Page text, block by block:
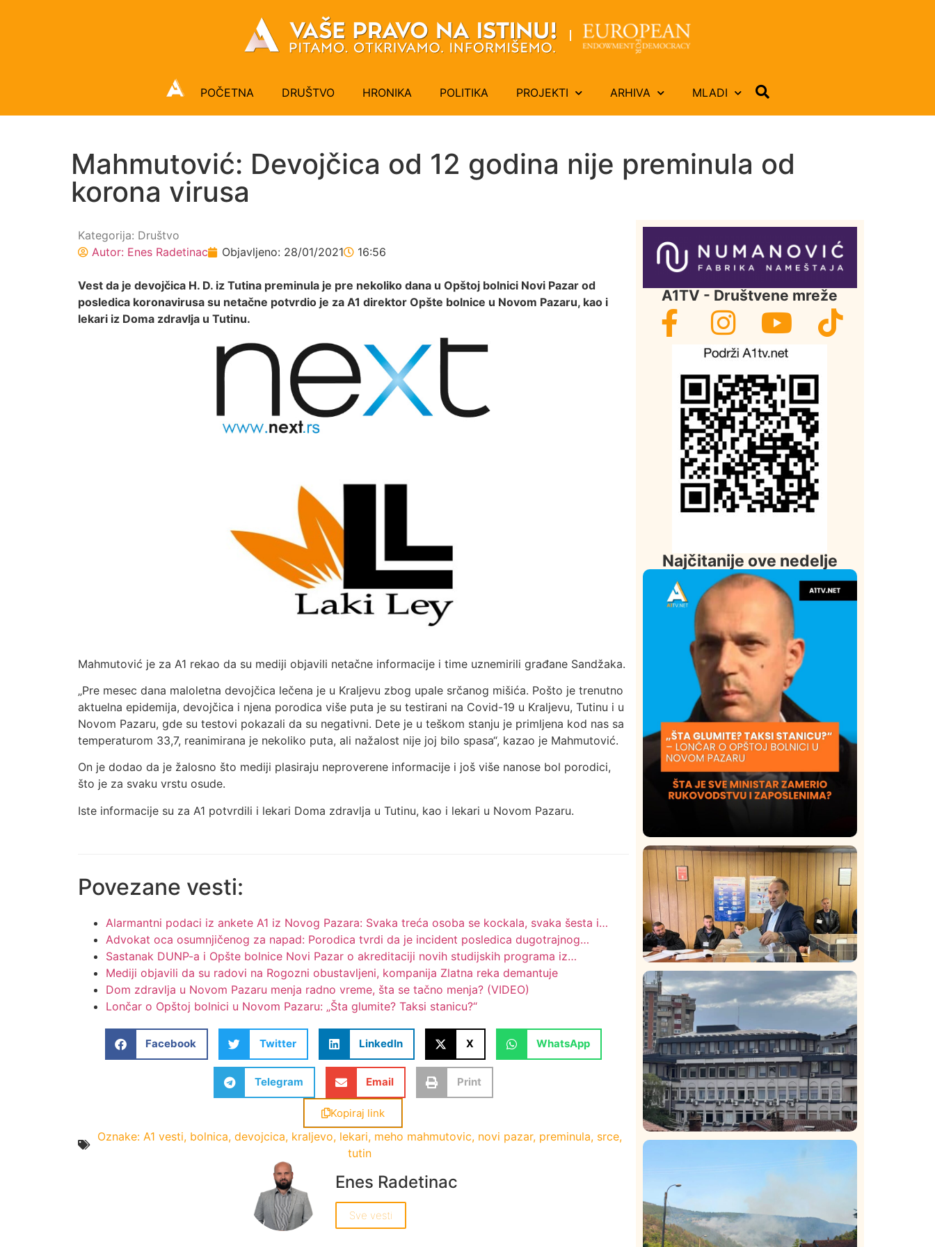
POČETNA DRUŠTVO HRONIKA POLITIKA PROJEKTI ARHIVA MLADI
Mahmutović: Devojčica od 12 godina nije preminula od
korona virusa
Kategorija: Društvo
Autor: Enes Radetinac Objavljeno: 28/01/2021 16:56
Vest da je devojčica H. D. iz Tutina preminula je pre nekoliko dana u Opštoj bolnici Novi Pazar od
posledica koronavirusa su netačne potvrdio je za A1 direktor Opšte bolnice u Novom Pazaru, kao i
lekari iz Doma zdravlja u Tutinu.
Mahmutović je za A1 rekao da su mediji objavili netačne informacije i time uznemirili građane Sandžaka.
„Pre mesec dana maloletna devojčica lečena je u Kraljevu zbog upale srčanog mišića. Pošto je trenutno
aktuelna epidemija, devojčica i njena porodica više puta je su testirani na Covid-19 u Kraljevu, Tutinu i u
Novom Pazaru, gde su testovi pokazali da su negativni. Dete je u teškom stanju je primljena kod nas sa
temperaturom 33,7, reanimirana je nekoliko puta, ali nažalost nije joj bilo spasa“, kazao je Mahmutović.
On je dodao da je žalosno što mediji plasiraju neproverene informacije i još više nanose bol porodici,
što je za svaku vrstu osude.
Iste informacije su za A1 potvrdili i lekari Doma zdravlja u Tutinu, kao i lekari u Novom Pazaru.
Povezane vesti:
Alarmantni podaci iz ankete A1 iz Novog Pazara: Svaka treća osoba se kockala, svaka šesta i…
Advokat oca osumnjičenog za napad: Porodica tvrdi da je incident posledica dugotrajnog…
Sastanak DUNP-a i Opšte bolnice Novi Pazar o akreditaciji novih studijskih programa iz…
Mediji objavili da su radovi na Rogozni obustavljeni, kompanija Zlatna reka demantuje
Dom zdravlja u Novom Pazaru menja radno vreme, šta se tačno menja? (VIDEO)
Lončar o Opštoj bolnici u Novom Pazaru: „Šta glumite? Taksi stanicu?“
Facebook Twitter LinkedIn X WhatsApp
Telegram Email Print
Kopiraj link
Oznake: A1 vesti, bolnica,devojcica, kraljevo, lekari, meho mahmutovic, novi pazar, preminula, srce,
tutin
Enes Radetinac
Sve vesti
A1TV - Društvene mreže
Najčitanije ove nedelje
Društvo Istaknuto 422
Lončar o Opštoj bolnici u Novom
Pazaru: „Šta glumite? Taksi stanicu?“
Istaknuto Politika
Rasim Ljajić podneo ostavku na mesto
predsednika SDPS
zbog napada u Novom Pazaru,
produžen mu pritvor